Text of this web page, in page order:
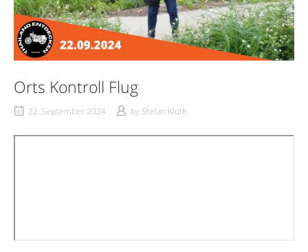
Orts Kontroll Flug
22. September 2024 by Stefan Kluth